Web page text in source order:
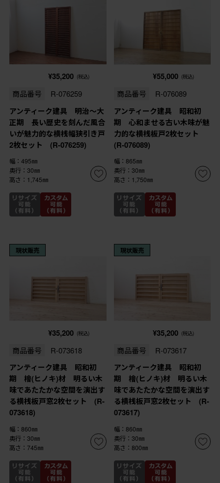
¥35,200 (税込)
商品番号 R-076259
アンティーク建具 明治～大
正期 長い歴史を刻んだ風合
いが魅力的な横桟幅狭引き戸
2枚セット (R-076259)
幅：495㎜
奥行：30㎜
高さ：1,745㎜
¥55,000 (税込)
商品番号 R-076089
アンティーク建具 昭和初
期 心和ませる古い木味が魅
力的な横桟板戸2枚セット
(R-076089)
幅：865㎜
奥行：30㎜
高さ：1,750㎜
現状販売
¥35,200 (税込)
商品番号 R-073618
アンティーク建具 昭和初
期 檜(ヒノキ)材 明るい木
味であたたかな空間を演出す
る横桟板戸窓2枚セット (R-
073618)
幅：860㎜
奥行：30㎜
高さ：745㎜
現状販売
¥35,200 (税込)
商品番号 R-073617
アンティーク建具 昭和初
期 檜(ヒノキ)材 明るい木
味であたたかな空間を演出す
る横桟板戸窓2枚セット (R-
073617)
幅：860㎜
奥行：30㎜
高さ：800㎜